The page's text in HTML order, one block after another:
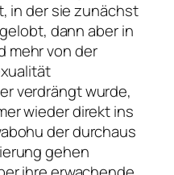
in der sie zunächst
dann aber in
mehr von der
verdrängt wurde,
wieder direkt ins
der durchaus
gehen